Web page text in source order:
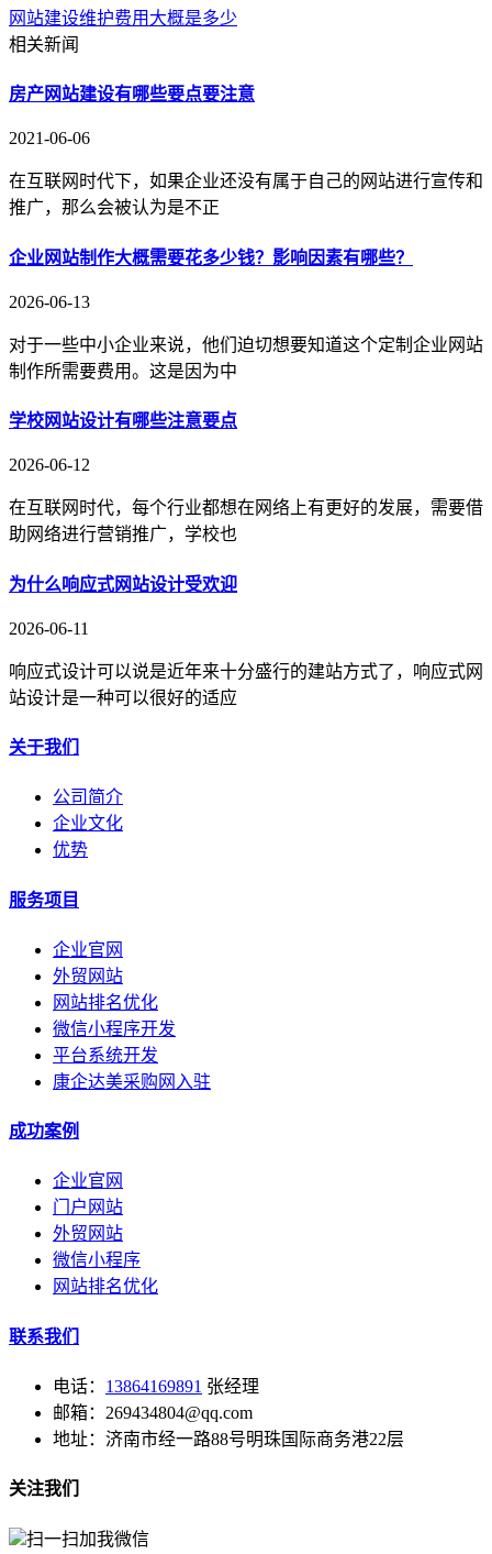
网站建设维护费用大概是多少
相关新闻
房产网站建设有哪些要点要注意
2021-06-06
在互联网时代下，如果企业还没有属于自己的网站进行宣传和
推广，那么会被认为是不正
企业网站制作大概需要花多少钱？影响因素有哪些？
2026-06-13
对于一些中小企业来说，他们迫切想要知道这个定制企业网站
制作所需要费用。这是因为中
学校网站设计有哪些注意要点
2026-06-12
在互联网时代，每个行业都想在网络上有更好的发展，需要借
助网络进行营销推广，学校也
为什么响应式网站设计受欢迎
2026-06-11
响应式设计可以说是近年来十分盛行的建站方式了，响应式网
站设计是一种可以很好的适应
关于我们
公司简介
企业文化
优势
服务项目
企业官网
外贸网站
网站排名优化
微信小程序开发
平台系统开发
康企达美采购网入驻
成功案例
企业官网
门户网站
外贸网站
微信小程序
网站排名优化
联系我们
电话： 13864169891 张经理
邮箱：269434804@qq.com
地址：济南市经一路88号明珠国际商务港22层
关注我们
扫一扫加我微信